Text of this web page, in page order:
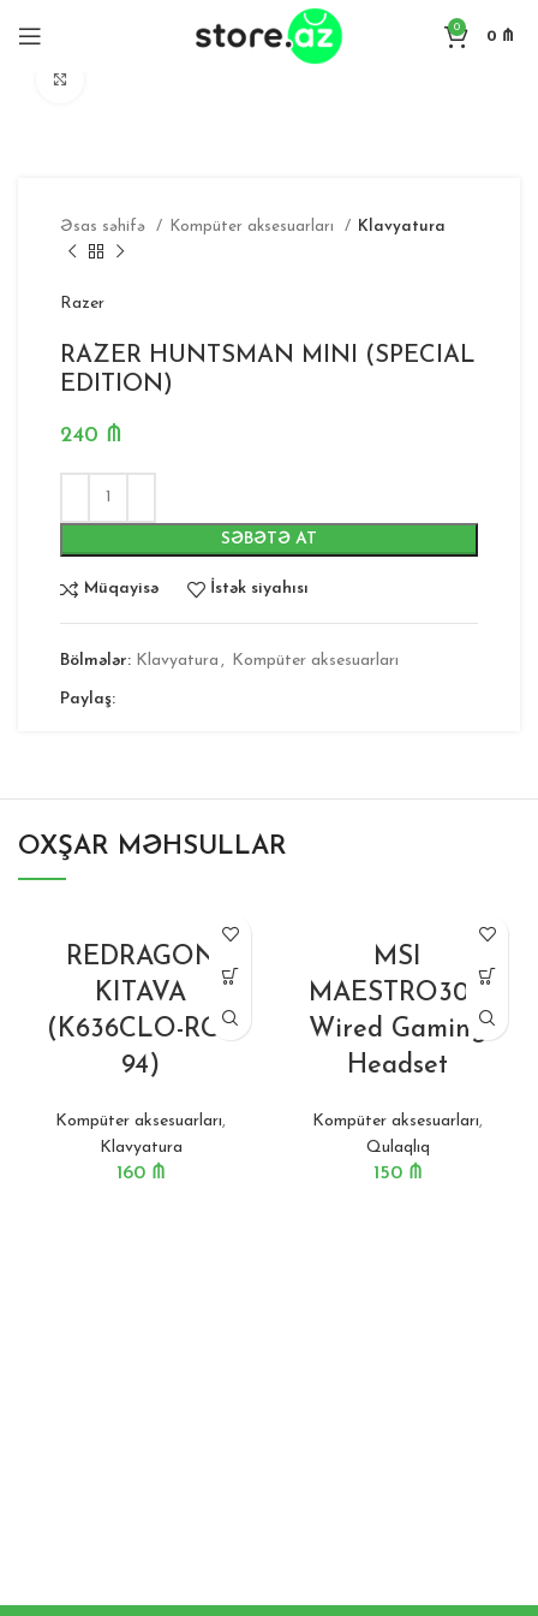
0
0 ₼
Əsas səhifə Kompüter aksesuarları Klavyatura
Razer
RAZER HUNTSMAN MINI (SPECIAL
EDITION)
240 ₼
SƏBƏTƏ AT
Müqayisə İstək siyahısı
Bölmələr: Klavyatura , Kompüter aksesuarları
Paylaş:
OXŞAR MƏHSULLAR
REDRAGON
KITAVA
(K636CLO-RGB
94)
Kompüter aksesuarları,
Klavyatura
160 ₼
MSI
MAESTRO300
Wired Gaming
Headset
Kompüter aksesuarları,
Qulaqlıq
150 ₼